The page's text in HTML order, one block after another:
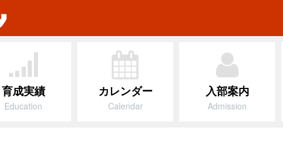
育成実績
Education
カレンダー
Calendar
入部案内
Admission